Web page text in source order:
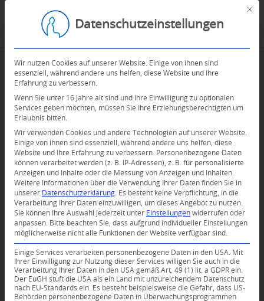
0
KOMMENTARE
Dein Kommentar
An Diskussion beteiligen?
Hinterlassen Sie uns Ihren Kommentar!
Name*
Mit
Datenschutzeinstellungen
Wir nutzen Cookies auf unserer Website. Einige von ihnen sind
essenziell, während andere uns helfen, diese Website und Ihre
Erfahrung zu verbessern.
Wenn Sie unter 16 Jahre alt sind und Ihre Einwilligung zu optionalen
Services geben möchten, müssen Sie Ihre Erziehungsberechtigten um
Erlaubnis bitten.
Wir verwenden Cookies und andere Technologien auf unserer Website.
Einige von ihnen sind essenziell, während andere uns helfen, diese
Website und Ihre Erfahrung zu verbessern.
Personenbezogene Daten
können verarbeitet werden (z. B. IP-Adressen), z. B. für personalisierte
Anzeigen und Inhalte oder die Messung von Anzeigen und Inhalten.
Weitere Informationen über die Verwendung Ihrer Daten finden Sie in
unserer Datenschutzerklärung
Es besteht keine Verpflichtung, in die
Verarbeitung Ihrer Daten einzuwilligen, um dieses Angebot zu nutzen.
Sie können Ihre Auswahl jederzeit unter Einstellungen widerrufen oder
anpassen.
Bitte beachten Sie, dass aufgrund individueller Einstellungen
möglicherweise nicht alle Funktionen der Website verfügbar sind.
Einige Services verarbeiten personenbezogene Daten in den USA. Mit
Ihrer Einwilligung zur Nutzung dieser Services willigen Sie auch in die
Verarbeitung Ihrer Daten in den USA gemäß Art. 49 (1) lit. a GDPR ein.
Der EuGH stuft die USA als ein Land mit unzureichendem Datenschutz
nach EU-Standards ein. Es besteht beispielsweise die Gefahr, dass US-
Behörden personenbezogene Daten in Überwachungsprogrammen